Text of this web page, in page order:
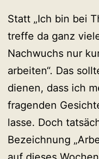
Statt „Ich bin bei
treffe da ganz
Nachwuchs nur
arbeiten“. Das
dienen, dass ich
fragenden
lasse. Doch
Bezeichnung